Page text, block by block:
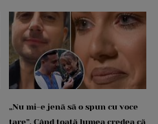
„Nu mi-e jenă să o spun cu voce
tare”. Când toată lumea credea că